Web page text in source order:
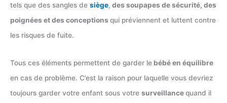
tels que des sangles de siège, des soupapes de sécurité, des
poignées et des conceptions qui préviennent et luttent contre
les risques de fuite.
Tous ces éléments permettent de garder le bébé en équilibre
en cas de problème. C’est la raison pour laquelle vous devriez
toujours garder votre enfant sous votre surveillancequand il